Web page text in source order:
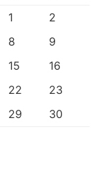
1
2
8
9
15
16
22
23
29 30